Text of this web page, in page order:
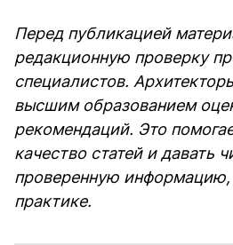
Перед публикацией
редакционную проверку
специалистов.
высшим образованием
рекомендаций. Это
качество статей и давать
проверенную информацию,
практике.